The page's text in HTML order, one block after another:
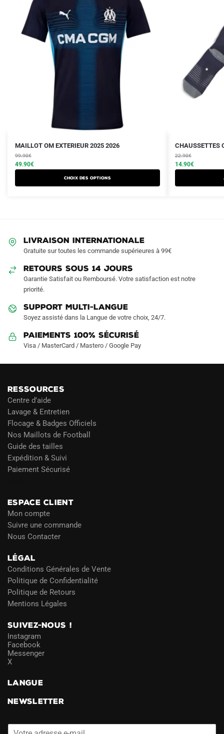
MAILLOT OM EXTERIEUR 2025 2026
99.90€
Le
prix
initial
était :
49.90€
Le
prix
actuel
est :
Choix des options
Ce
produit
a
être
choisies
sur
page
produit
CHAUSSETTES
22.90€
Le
prix
initial
était :
14.90€
Le
prix
actuel
est :
LIVRAISON INTERNATIONALE
Gratuite sur toutes les commande supérieures à 99€
RETOURS SOUS 14 JOURS
Garantie Satisfait ou Remboursé. Votre satisfaction est notre
priorité.
SUPPORT MULTI-LANGUE
Soyez assisté dans la Langue de votre choix, 24/7.
Paiements 100% Sécurisé
Visa / MasterCard / Mastero / Google Pay
RESSOURCES
Centre d’aide
Lavage & Entretien
Flocage & Badges Officiels
Nos Maillots de Football
Guide des tailles
Expédition & Suivi
Paiement Sécurisé
ESPACE CLIENT
Mon compte
Suivre une commande
Nous Contacter
LÉGAL
Conditions Générales de Vente
Politique de Confidentialité
Politique de Retours
Mentions Légales
SUIVEZ-NOUS !
Instagram
Facebook
Messenger
X
LANGUE
NEWSLETTER